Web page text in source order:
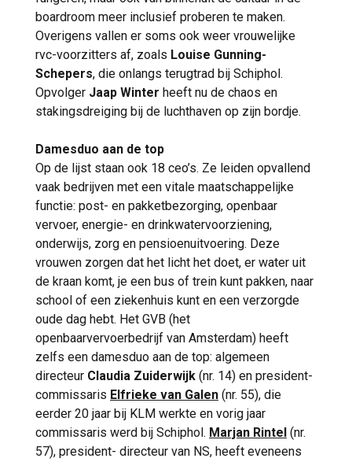
boardroom meer inclusief proberen te maken.
Overigens vallen er soms ook weer vrouwelijke
rvc-voorzitters af, zoals Louise Gunning-
Schepers, die onlangs terugtrad bij Schiphol.
Opvolger Jaap Winter heeft nu de chaos en
stakingsdreiging bij de luchthaven op zijn bordje.
Damesduo aan de top
Op de lijst staan ook 18 ceo’s. Ze leiden opvallend
vaak bedrijven met een vitale maatschappelijke
functie: post- en pakketbezorging, openbaar
vervoer, energie- en drinkwatervoorziening,
onderwijs, zorg en pensioenuitvoering. Deze
vrouwen zorgen dat het licht het doet, er water uit
de kraan komt, je een bus of trein kunt pakken, naar
school of een ziekenhuis kunt en een verzorgde
oude dag hebt. Het GVB (het
openbaarvervoerbedrijf van Amsterdam) heeft
zelfs een damesduo aan de top: algemeen
directeur Claudia Zuiderwijk (nr. 14) en president-
commissaris Elfrieke van Galen (nr. 55), die
eerder 20 jaar bij KLM werkte en vorig jaar
commissaris werd bij Schiphol. Marjan Rintel (nr.
57), president- directeur van NS, heeft eveneens